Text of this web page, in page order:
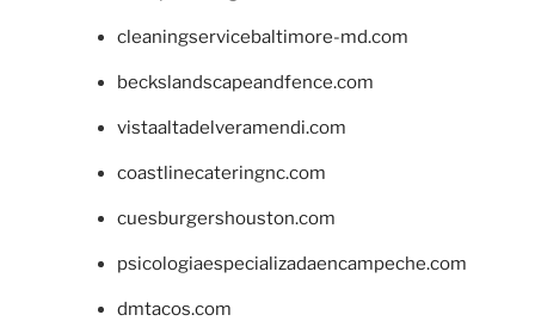
cleaningservicebaltimore-md.com
beckslandscapeandfence.com
vistaaltadelveramendi.com
coastlinecateringnc.com
cuesburgershouston.com
psicologiaespecializadaencampeche.com
dmtacos.com